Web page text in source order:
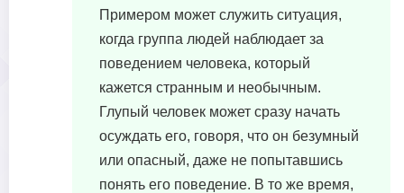
Примером может служить ситуация,
когда группа людей наблюдает за
поведением человека, который
кажется странным и необычным.
Глупый человек может сразу начать
осуждать его, говоря, что он безумный
или опасный, даже не попытавшись
понять его поведение. В то же время,